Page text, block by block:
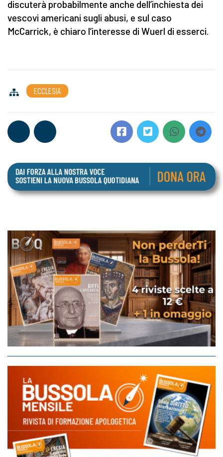
discuterà probabilmente anche dell’inchiesta dei
vescovi americani sugli abusi, e sul caso
McCarrick, è chiaro l’interesse di Wuerl di esserci.
ECCLESIA